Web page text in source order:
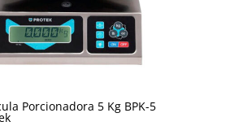
Porcionadora 5 Kg BPK-5